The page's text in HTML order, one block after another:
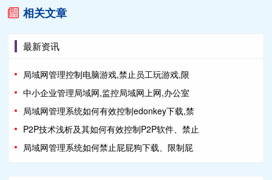
相关文章
最新资讯
局域网管理控制电脑游戏,禁止员工玩游戏,限
中小企业管理局域网,监控局域网上网,办公室
局域网管理系统如何有效控制edonkey下载,禁
P2P技术浅析及其如何有效控制P2P软件、禁止
局域网管理系统如何禁止屁屁狗下载、限制屁